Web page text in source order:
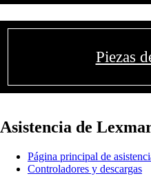
Piezas
Asistencia de
Página principal de
Controladores y descargas